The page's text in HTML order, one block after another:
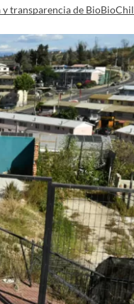
y transparencia de